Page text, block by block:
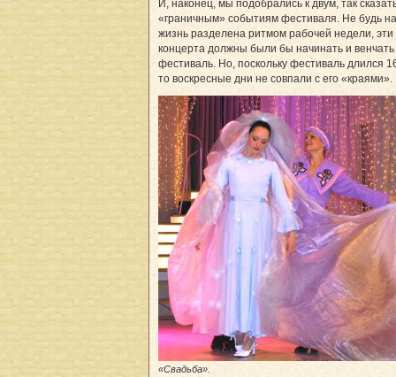
И, наконец, мы подобрались к двум, так
«граничным» событиям фестиваля. Не будь
жизнь разделена ритмом рабочей недели, эти
концерта должны были бы начинать и венчать
фестиваль. Но, поскольку фестиваль длился
то воскресные дни не совпали с его «краями».
«Свадьба».